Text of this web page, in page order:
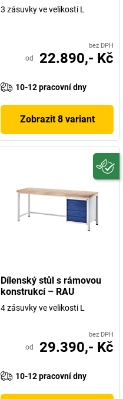
3 zásuvky ve velikosti L
bez DPH
od 22.890,- Kč
10-12 pracovní dny
Zobrazit 8 variant
Dílenský stůl s rámovou
konstrukcí – RAU
4 zásuvky ve velikosti L
bez DPH
od 29.390,- Kč
10-12 pracovní dny